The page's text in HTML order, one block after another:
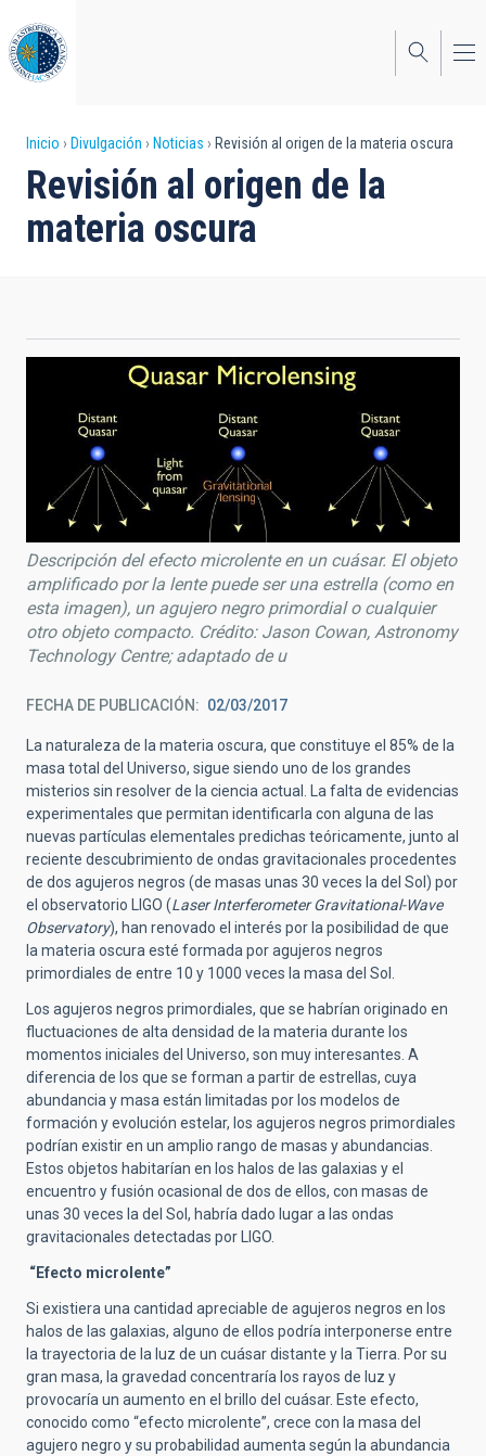
al
contenido
principal
Sobrescribir
enlaces
de
la
navegación
Inicio Divulgación Noticias Revisión al origen de la materia oscura
Revisión al origen de la
materia oscura
Descripción del efecto microlente en un cuásar. El objeto
amplificado por la lente puede ser una estrella (como en
esta imagen), un agujero negro primordial o cualquier
otro objeto compacto. Crédito: Jason Cowan, Astronomy
Technology Centre; adaptado de u
FECHA DE PUBLICACIÓN 02/03/2017
La naturaleza de la materia oscura, que constituye el 85% de la
masa total del Universo, sigue siendo uno de los grandes
misterios sin resolver de la ciencia actual. La falta de evidencias
experimentales que permitan identificarla con alguna de las
nuevas partículas elementales predichas teóricamente, junto al
reciente descubrimiento de ondas gravitacionales procedentes
de dos agujeros negros (de masas unas 30 veces la del Sol) por
el observatorio LIGO (Laser Interferometer Gravitational-Wave
Observatory), han renovado el interés por la posibilidad de que
la materia oscura esté formada por agujeros negros
primordiales de entre 10 y 1000 veces la masa del Sol.
Los agujeros negros primordiales, que se habrían originado en
fluctuaciones de alta densidad de la materia durante los
momentos iniciales del Universo, son muy interesantes. A
diferencia de los que se forman a partir de estrellas, cuya
abundancia y masa están limitadas por los modelos de
formación y evolución estelar, los agujeros negros primordiales
podrían existir en un amplio rango de masas y abundancias.
Estos objetos habitarían en los halos de las galaxias y el
encuentro y fusión ocasional de dos de ellos, con masas de
unas 30 veces la del Sol, habría dado lugar a las ondas
gravitacionales detectadas por LIGO.
“Efecto microlente”
Si existiera una cantidad apreciable de agujeros negros en los
halos de las galaxias, alguno de ellos podría interponerse entre
la trayectoria de la luz de un cuásar distante y la Tierra. Por su
gran masa, la gravedad concentraría los rayos de luz y
provocaría un aumento en el brillo del cuásar. Este efecto,
conocido como “efecto microlente”, crece con la masa del
agujero negro y su probabilidad aumenta según la abundancia